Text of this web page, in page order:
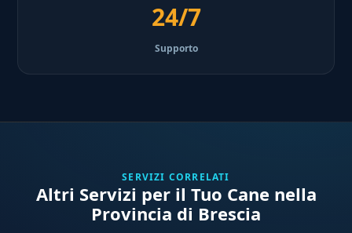
24/7
Supporto
SERVIZI CORRELATI
Altri Servizi per il Tuo Cane nella
Provincia di Brescia